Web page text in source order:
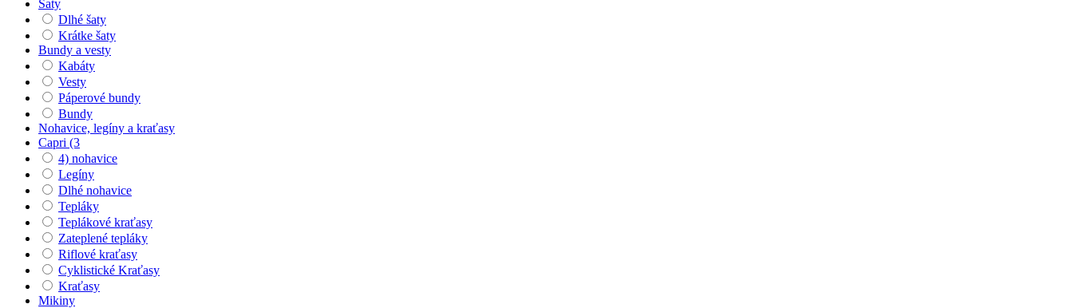
Šaty
Dlhé šaty
Krátke šaty
Bundy a vesty
Kabáty
Vesty
Páperové bundy
Bundy
Nohavice, legíny a kraťasy
Capri (3
4) nohavice
Legíny
Dlhé nohavice
Tepláky
Teplákové kraťasy
Zateplené tepláky
Riflové kraťasy
Cyklistické Kraťasy
Kraťasy
Mikiny